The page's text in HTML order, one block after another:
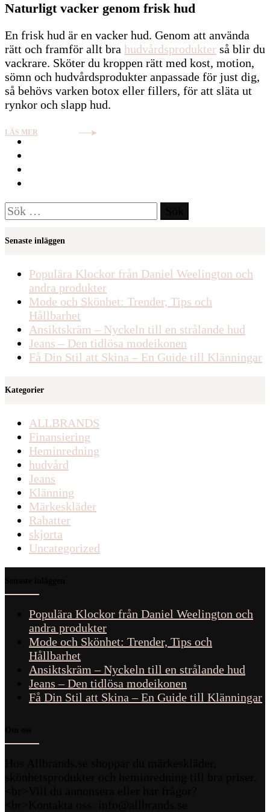
Naturligt vacker genom frisk hud
En frisk hud är en vacker hud. Genom att använda
rätt och framför allt bra hudvårdsprodukter så blir du
vackrare. Sköter du kroppen rätt med kost, motion,
sömn och hudvårdsprodukter anpassade för just dig,
så behövs varken botox eller fillers, för att släta ut
rynkor och slapp hud.
LÄS MER
Sök
efter:
Senaste inläggen
Populära Klockor från Daniel Weelington och
andra produkter
Mode och Skönhet: Trender, Tips och
Hållbarhet
Ansiktskräm – Nyckeln till en strålande hud
Jeans – Den tidlösa modeikonen
Få Din Stil att Skina – En Guide till Klänningar
Kategorier
ALLBRANDS
Finansiering
Heminredning
hudvård
Jeans
Klänning
Märkeskläder
Rabatter
skjorta
Uncategorized
Populära Klockor från Daniel Weelington och
andra produkter
Mode och Skönhet: Trender, Tips och
Hållbarhet
Ansiktskräm – Nyckeln till en strålande hud
Jeans – Den tidlösa modeikonen
Få Din Stil att Skina – En Guide till Klänningar